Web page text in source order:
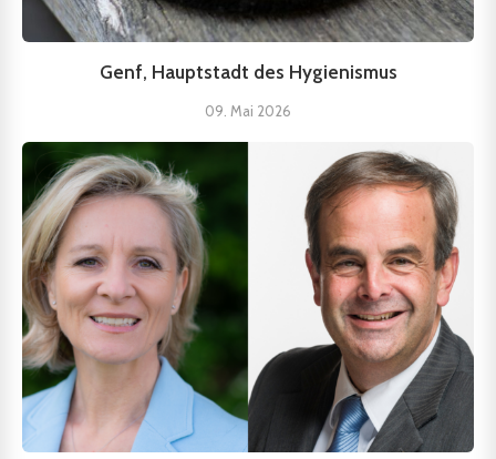
Genf, Hauptstadt des Hygienismus
09. Mai 2026